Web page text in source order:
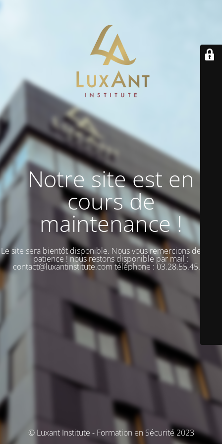
Notre site est en
cours de
maintenance !
Le site sera bientôt disponible. Nous vous remercions de votre
patience ! nous restons disponible par mail :
contact@luxantinstitute.com téléphone : 03.28.55.45.00
© Luxant Institute - Formation en Sécurité 2023